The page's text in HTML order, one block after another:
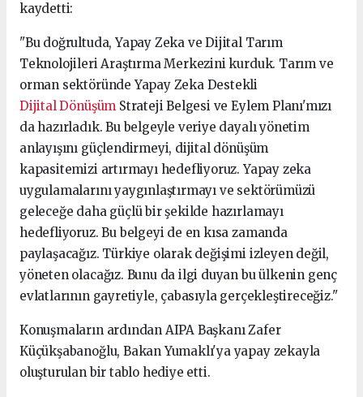
kaydetti:
"Bu doğrultuda, Yapay Zeka ve Dijital Tarım
Teknolojileri Araştırma Merkezini kurduk. Tarım ve
orman sektöründe Yapay Zeka Destekli
Dijital Dönüşüm Strateji Belgesi ve Eylem Planı'mızı
da hazırladık. Bu belgeyle veriye dayalı yönetim
anlayışını güçlendirmeyi, dijital dönüşüm
kapasitemizi artırmayı hedefliyoruz. Yapay zeka
uygulamalarını yaygınlaştırmayı ve sektörümüzü
geleceğe daha güçlü bir şekilde hazırlamayı
hedefliyoruz. Bu belgeyi de en kısa zamanda
paylaşacağız. Türkiye olarak değişimi izleyen değil,
yöneten olacağız. Bunu da ilgi duyan bu ülkenin genç
evlatlarının gayretiyle, çabasıyla gerçekleştireceğiz."
Konuşmaların ardından AIPA Başkanı Zafer
Küçükşabanoğlu, Bakan Yumaklı'ya yapay zekayla
oluşturulan bir tablo hediye etti.